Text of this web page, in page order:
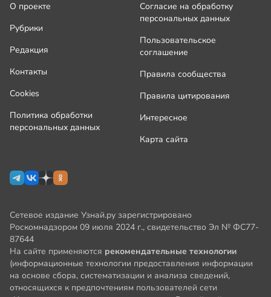
О проекте
Рубрики
Редакция
Контакты
Cookies
Политика обработки
персональных данных
Согласие на обработку
персональных данных
Пользовательское
соглашение
Правила сообщества
Правила цитирования
Интересное
Карта сайта
Сетевое издание Узнай.ру зарегистрировано
Роскомнадзором 09 июля 2024 г., свидетельство Эл № ФС77-
87644
На сайте применяются рекомендательные технологии
(информационные технологии предоставления информации
на основе сбора, систематизации и анализа сведений,
относящихся к предпочтениям пользователей сети